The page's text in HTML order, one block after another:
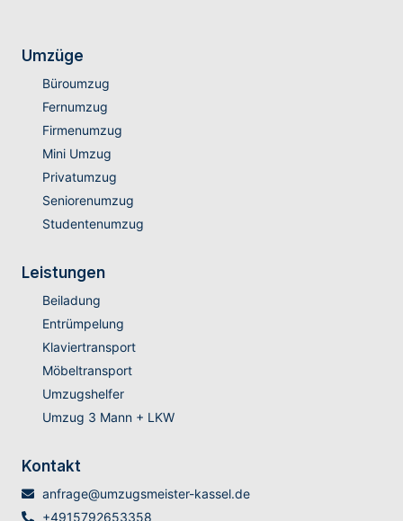
Umzüge
Büroumzug
Fernumzug
Firmenumzug
Mini Umzug
Privatumzug
Seniorenumzug
Studentenumzug
Leistungen
Beiladung
Entrümpelung
Klaviertransport
Möbeltransport
Umzugshelfer
Umzug 3 Mann + LKW
Kontakt
anfrage@umzugsmeister-kassel.de
+4915792653358